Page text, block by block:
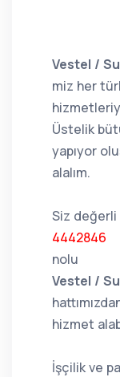
Vestel /
miz her
Üstelik
yapıyor
alalım.
Siz
4442846
nolu
Vestel /
hizmet
İşçilik ve